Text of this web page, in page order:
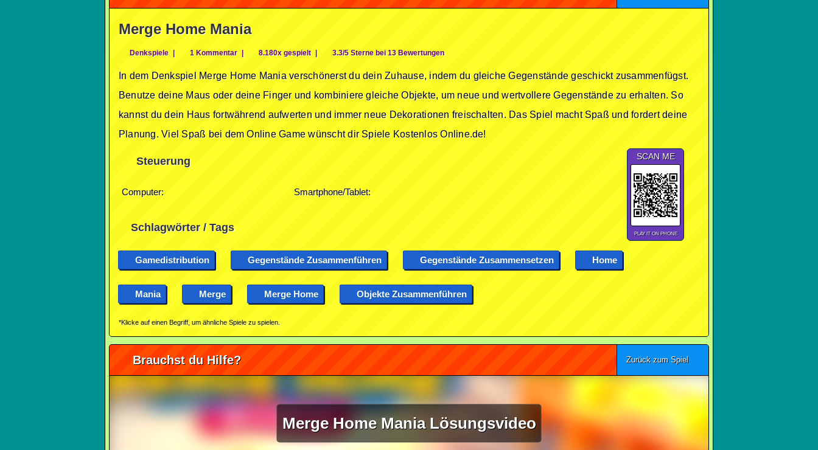
Merge Home Mania
Denkspiele | 1 Kommentar | 8.180x gespielt | 3.3/5 Sterne bei 13 Bewertungen
In dem Denkspiel Merge Home Mania verschönerst du dein Zuhause, indem du gleiche Gegenstände geschickt zusammenfügst.
Benutze deine Maus oder deine Finger und kombiniere gleiche Objekte, um neue und wertvollere Gegenstände zu erhalten. So
kannst du dein Haus fortwährend aufwerten und immer neue Dekorationen freischalten. Das Spiel macht Spaß und fordert deine
Planung. Viel Spaß bei dem Online Game wünscht dir Spiele Kostenlos Online.de!
Steuerung
Computer: Smartphone/Tablet:
SCAN ME
PLAY IT ON PHONE
Schlagwörter / Tags
Gamedistribution Gegenstände Zusammenführen Gegenstände Zusammensetzen Home
Mania Merge Merge Home Objekte Zusammenführen
*Klicke auf einen Begriff, um ähnliche Spiele zu spielen.
Brauchst du Hilfe? Zurück zum Spiel
Merge Home Mania Lösungsvideo